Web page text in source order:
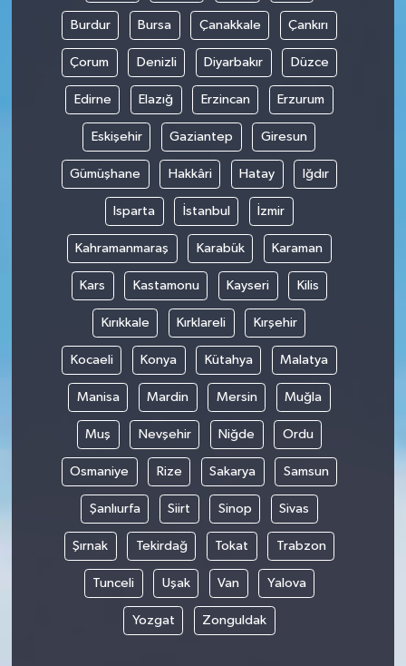
Burdur Bursa Çanakkale Çankırı
Çorum Denizli Diyarbakır Düzce
Edirne Elazığ Erzincan Erzurum
Eskişehir Gaziantep Giresun
Gümüşhane Hakkâri Hatay Iğdır
Isparta İstanbul İzmir
Kahramanmaraş Karabük Karaman
Kars Kastamonu Kayseri Kilis
Kırıkkale Kırklareli Kırşehir
Kocaeli Konya Kütahya Malatya
Manisa Mardin Mersin Muğla
Muş Nevşehir Niğde Ordu
Osmaniye Rize Sakarya Samsun
Şanlıurfa Siirt Sinop Sivas
Şırnak Tekirdağ Tokat Trabzon
Tunceli Uşak Van Yalova
Yozgat Zonguldak